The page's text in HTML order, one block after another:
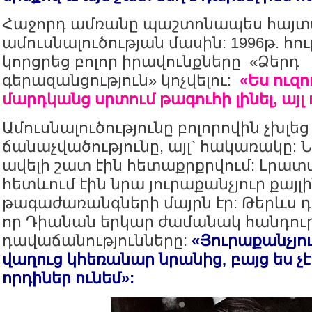
Հաջորդ ամռանը պաշտոնապես
ամուսնալուծության մասին: 1996թ.
կորցրեց բոլոր իրավունքները «Ձերդ
գերազանցություն» կոչվելու: «Ես
մարդկանց սրտում թագուհի լինել, այլ
Ամուսնալուծությունը բոլորովին
ճանաչվածությունը, այլ` հակառակը:
ավելի շատ էին հետաքրքրվում:
հետևում էին նրա յուրաքանչյուր
թագաժառանգների մայրն էր: Թերևս
որ Դիանան երկար ժամանակ
դավաճանությունները:
վաղուց կհեռանար նրանից, բայց ես
որդիներ ունեմ»: